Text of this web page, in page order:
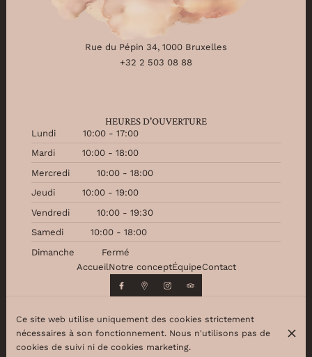
Rue du Pépin 34, 1000 Bruxelles
+32 2 503 08 88
HEURES D'OUVERTURE
Lundi
10:00 - 17:00
Mardi
10:00 - 18:00
Mercredi
10:00 - 18:00
Jeudi
10:00 - 19:00
Vendredi
10:00 - 19:30
Samedi
10:00 - 18:00
Dimanche
Fermé
AccueilNotre conceptÉquipeContact
© Beauty Partner 2026
Mentions légalesProtection des données
Ce site web utilise uniquement des cookies strictement
nécessaires à son fonctionnement. Nous n'utilisons pas de
cookies de suivi ni de cookies marketing.